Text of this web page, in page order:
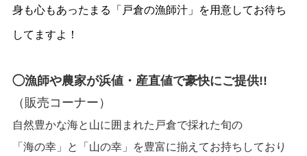
身も心もあったまる「戸倉の漁師汁」を用意してお待ち
してますよ！
◯漁師や農家が浜値・産直値で豪快にご提供!!
（販売コーナー）
自然豊かな海と山に囲まれた戸倉で採れた旬の
「海の幸」と「山の幸」を豊富に揃えてお持ちしており